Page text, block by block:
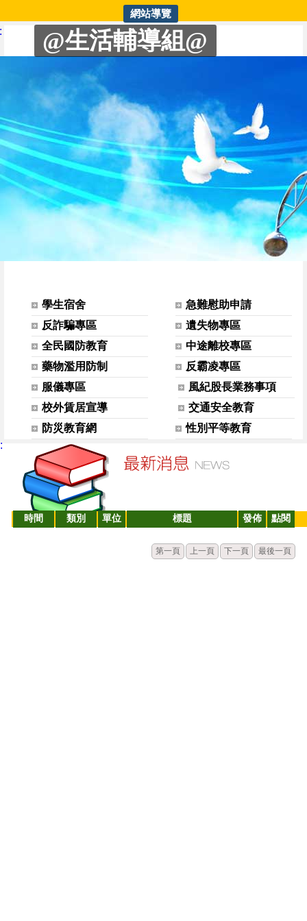
生輔組 | 交通安全教育
網站導覽
@生活輔導組@
網站選單學生宿舍
急難慰助申請
反詐騙專區
遺失物專區
全民國防教育
中途離校專區
藥物濫用防制
反霸凌專區
服儀專區
風紀股長業務事項
校外賃居宣導
交通安全教育
防災教育網
性別平等教育
時間 類別 單位 標題 發佈 點閱
第一頁 上一頁 下一頁 最後一頁